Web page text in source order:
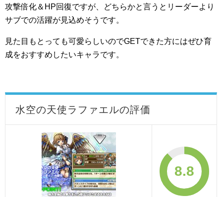
攻撃倍化＆HP回復ですが、どちらかと言うとリーダーより
サブでの活躍が見込めそうです。
見た目もとっても可愛らしいのでGETできた方にはぜひ育
成をおすすめしたいキャラです。
水空の天使ラファエルの評価
8.8